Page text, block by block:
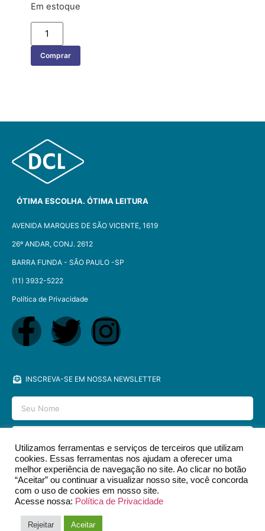
Em estoque
Comprar
ÓTIMA ESCOLHA. ÓTIMA LEITURA
AVENIDA MARQUES DE SÃO VICENTE, 1619
26º ANDAR, CONJ. 2612
BARRA FUNDA - SÃO PAULO -SP​
(11) 3932-5222
Política de Privacidade
INSCREVA-SE EM NOSSA NEWSLETTER
ENVIAR
Utilizamos ferramentas e serviços de terceiros que utilizam
cookies. Essas ferramentas nos ajudam a oferecer uma
melhor experiência de navegação no site. Ao clicar no botão
“Aceitar” ou continuar a visualizar nosso site, você concorda
com o uso de cookies em nosso site.
Acesse nossa: Política de Privacidade
Rejeitar Aceitar